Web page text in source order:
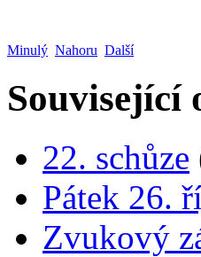
Minulý Nahoru Další
Související
22. schůze
Pátek 26.
Zvukový